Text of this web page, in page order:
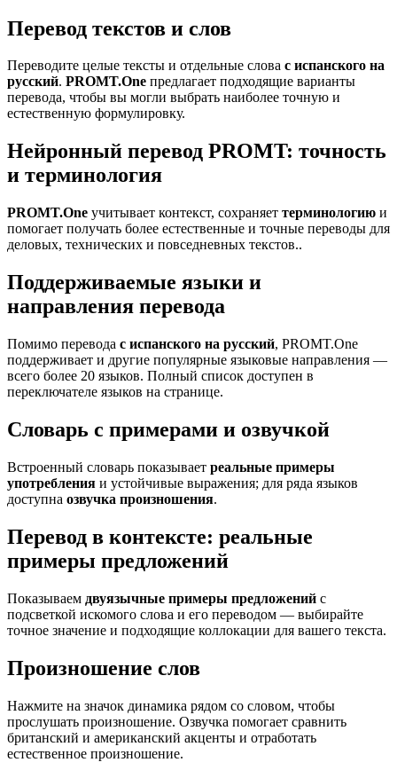
Перевод текстов и слов
Переводите целые тексты и отдельные слова с испанского на
русский. PROMT.One предлагает подходящие варианты
перевода, чтобы вы могли выбрать наиболее точную и
естественную формулировку.
Нейронный перевод PROMT: точность
и терминология
PROMT.One учитывает контекст, сохраняет терминологию и
помогает получать более естественные и точные переводы для
деловых, технических и повседневных текстов..
Поддерживаемые языки и
направления перевода
Помимо перевода с испанского на русский, PROMT.One
поддерживает и другие популярные языковые направления —
всего более 20 языков. Полный список доступен в
переключателе языков на странице.
Словарь с примерами и озвучкой
Встроенный словарь показывает реальные примеры
употребления и устойчивые выражения; для ряда языков
доступна озвучка произношения.
Перевод в контексте: реальные
примеры предложений
Показываем двуязычные примеры предложений с
подсветкой искомого слова и его переводом — выбирайте
точное значение и подходящие коллокации для вашего текста.
Произношение слов
Нажмите на значок динамика рядом со словом, чтобы
прослушать произношение. Озвучка помогает сравнить
британский и американский акценты и отработать
естественное произношение.